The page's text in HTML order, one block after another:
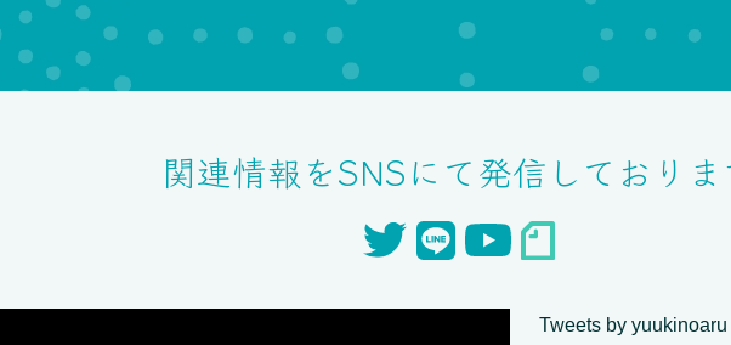
関連情報をSNSにて発信しており
Tweets by yuukinoaru